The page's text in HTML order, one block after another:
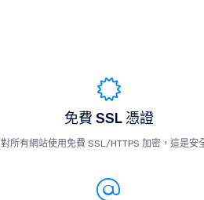
免費 SSL 憑證
對所有網站使用免費 SSL/HTTPS 加密，這是安